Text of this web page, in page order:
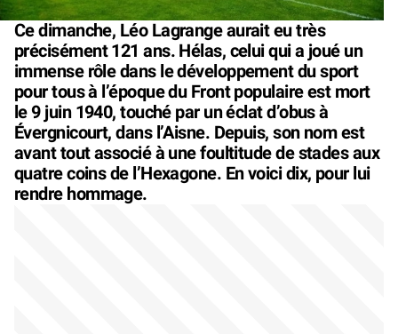
Ce dimanche, Léo Lagrange aurait eu très
précisément 121 ans. Hélas, celui qui a joué un
immense rôle dans le développement du sport
pour tous à l’époque du Front populaire est mort
le 9 juin 1940, touché par un éclat d’obus à
Évergnicourt, dans l’Aisne. Depuis, son nom est
avant tout associé à une foultitude de stades aux
quatre coins de l’Hexagone. En voici dix, pour lui
rendre hommage.